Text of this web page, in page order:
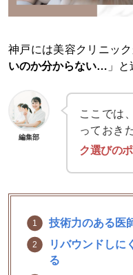
神戸には美容クリニッ
いのか分からない… 」
編集部
ここでは
っておき
ク選びの
技術力のある医
リバウンドしに
る